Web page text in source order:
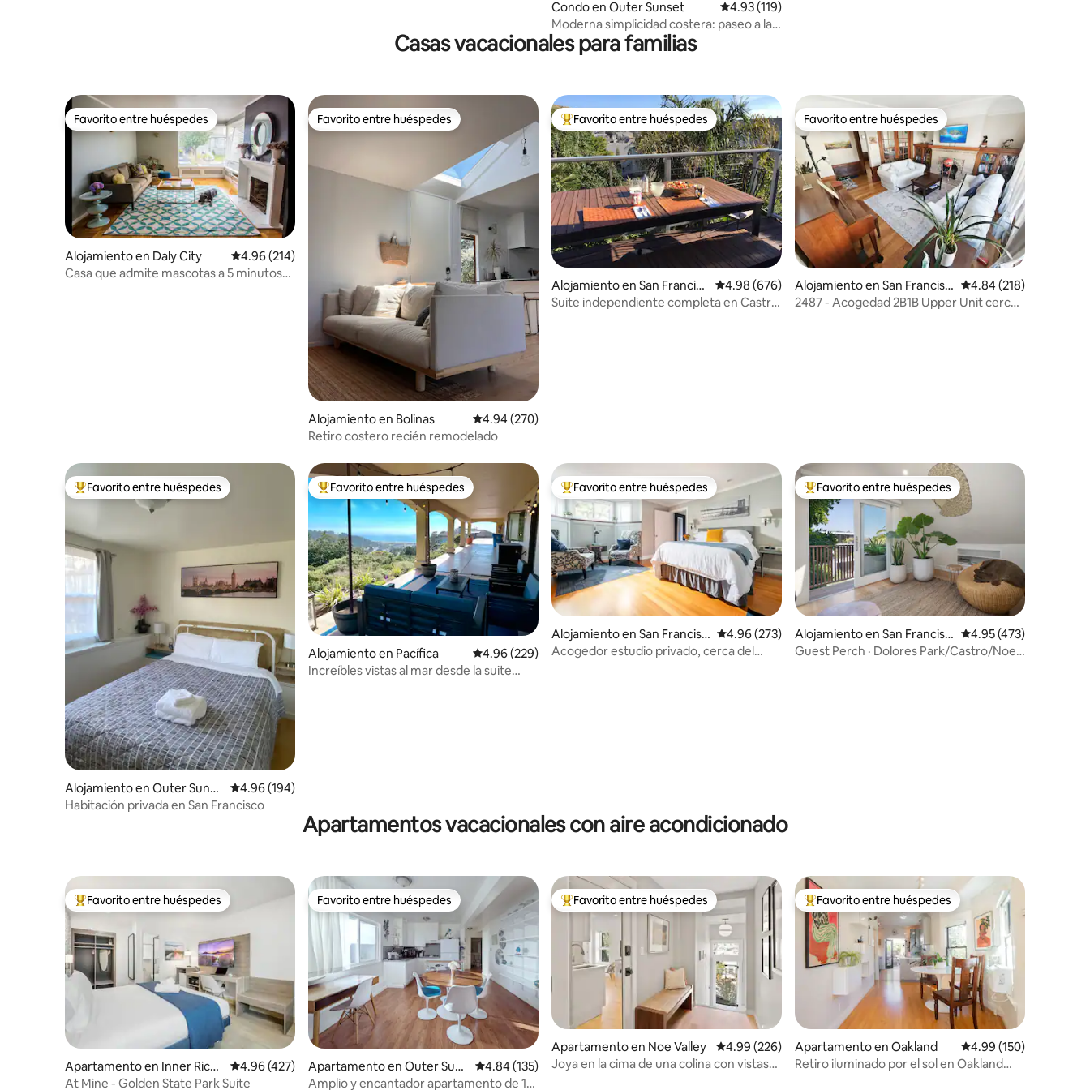
Condo en Outer Sunset Calificación promedio: 4.93 de 5, 119 reseñas
4.93 (119)
Moderna simplicidad costera: paseo a la
playa, parque
Casas vacacionales para familias
Favorito entre huéspedes
Favorito entre huéspedes
Alojamiento en Daly City Calificación promedio: 4.96 de 5, 214 reseñas
4.96 (214)
Casa que admite mascotas a 5 minutos
Favorito entre huéspedes
Favorito entre huéspedes
Alojamiento en Bolinas Calificación promedio: 4.94 de 5, 270 reseñas
4.94 (270)
Retiro costero recién remodelado
Favorito entre huéspedes preferido
Favorito entre huéspedes
Alojamiento en San Francisc
o
Calificación promedio: 4.98 de 5, 676 reseñas
4.98 (676)
Suite independiente completa en Castro
Favorito entre huéspedes
Favorito entre huéspedes
Alojamiento en San Francisc
o
Calificación promedio:
4.84 (218)
2487 - Acogedad 2B1B Upper Unit cerca
Favorito entre huéspedes preferido
Favorito entre huéspedes
Alojamiento en Outer Sunse
t
Calificación promedio: 4.96 de 5, 194 reseñas
4.96 (194)
Habitación privada en San Francisco
Favorito entre huéspedes preferido
Favorito entre huéspedes
Alojamiento en Pacífica Calificación promedio: 4.96 de 5, 229 reseñas
4.96 (229)
Increíbles vistas al mar desde la suite
Favorito entre huéspedes preferido
Favorito entre huéspedes
Alojamiento en San Francisc
o
Calificación promedio: 4.96 de 5, 273 reseñas
4.96 (273)
Acogedor estudio privado, cerca del
Favorito entre huéspedes preferido
Favorito entre huéspedes
Alojamiento en San Francisc
o
Calificación promedio:
4.95 (473)
Guest Perch · Dolores Park/Castro/Noe ·
Apartamentos vacacionales con aire acondicionado
Favorito entre huéspedes preferido
Favorito entre huéspedes
Apartamento en Inner Rich
mond
Calificación promedio: 4.96 de 5, 427 reseñas
4.96 (427)
At Mine - Golden State Park Suite
Favorito entre huéspedes
Favorito entre huéspedes
Apartamento en Outer Suns
et
Calificación promedio: 4.84 de 5, 135 reseñas
4.84 (135)
Amplio y encantador apartamento de 1
Favorito entre huéspedes preferido
Favorito entre huéspedes
Apartamento en Noe Valley Calificación promedio: 4.99 de 5, 226 reseñas
4.99 (226)
Joya en la cima de una colina con vistas
Favorito entre huéspedes preferido
Favorito entre huéspedes
Apartamento en Oakland Calificación promedio:
4.99 (150)
Retiro iluminado por el sol en Oakland